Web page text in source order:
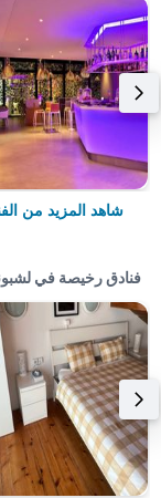
شاهد المزيد من
فنادق رخيصة في